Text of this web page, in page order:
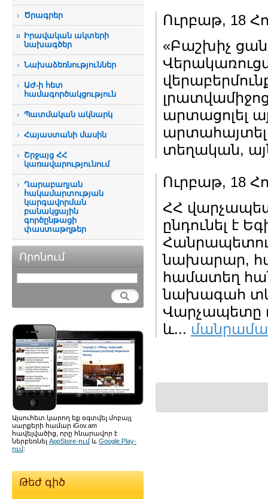
Ծրագրեր
Իրավական ակտերի
նախագծեր
Նախաձեռնություններ
ԱԺ-ի հետ
համագործակցություն
Պատմական ակնարկ
Հայաստանի մասին
Շրջայց ՀՀ
կառավարությունում
Ղարաբաղյան
հակամարտության
կարգավորման
բանակցային
գործընթացի
փաստաթղթեր
Որոնում
Այսուհետ կարող եք օգտվել մոբայլ
սարքերի համար iGov.am
հավելվածից, որը հնարավոր է
ներբեռնել AppStore-ում և Google Play-
ում:
Թեժ գիծ
Ուրբաթ, 18
«Բաշխիչ
արտացոլել
արտահայտել
տեղական,
Ուրբաթ, 18
ՀՀ
ընդունել է
նախարար,
համատեղ
նախագահ
Վարչապետը
և...